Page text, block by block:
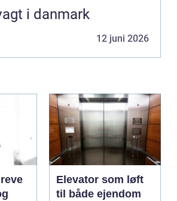
i danmark
12 juni 2026
Elevator som løft
til både ejendom